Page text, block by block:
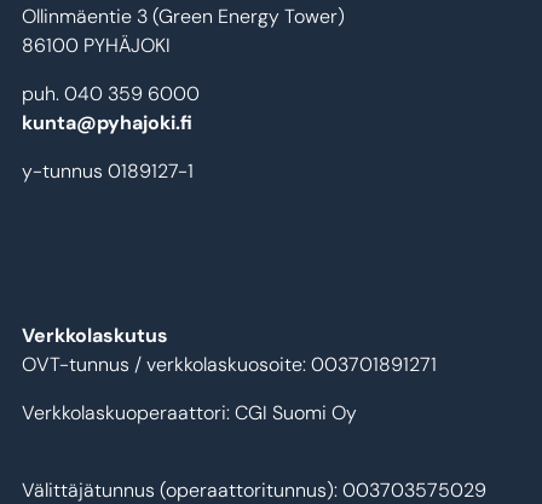
Ollinmäentie 3 (Green Energy Tower)
86100 PYHÄJOKI
puh. 040 359 6000
kunta@pyhajoki.fi
y-tunnus 0189127-1
Verkkolaskutus
OVT-tunnus / verkkolaskuosoite: 003701891271
Verkkolaskuoperaattori: CGI Suomi Oy
Välittäjätunnus (operaattoritunnus): 003703575029